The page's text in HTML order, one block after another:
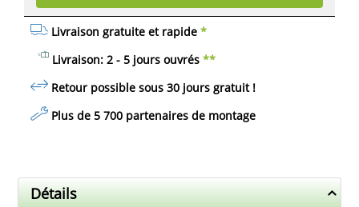
Livraison gratuite et rapide *
Livraison: 2 - 5 jours ouvrés **
Retour possible sous 30 jours gratuit!
Plus de 5 700 partenaires de montage
Détails